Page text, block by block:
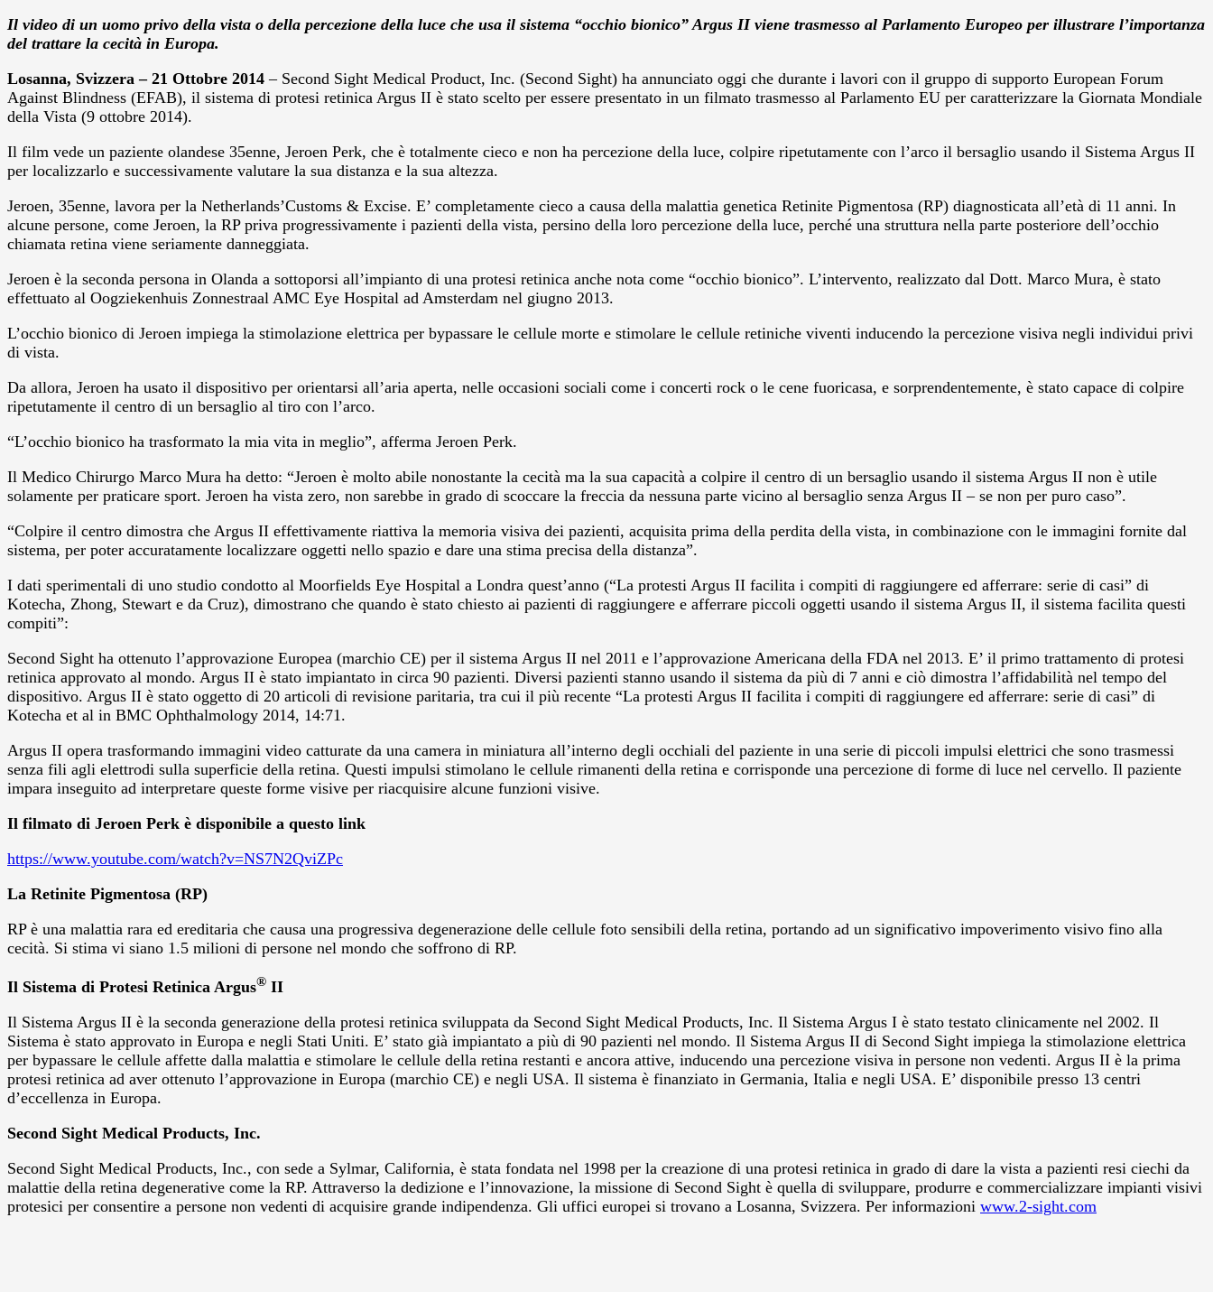
Il video di un uomo privo della vista o della percezione della luce che usa il sistema “occhio bionico” Argus II viene trasmesso al Parlamento Europeo per illustrare l’importanza
del trattare la cecità in Europa.
Losanna, Svizzera – 21 Ottobre 2014 – Second Sight Medical Product, Inc. (Second Sight) ha annunciato oggi che durante i lavori con il gruppo di supporto European Forum
Against Blindness (EFAB), il sistema di protesi retinica Argus II è stato scelto per essere presentato in un filmato trasmesso al Parlamento EU per caratterizzare la Giornata Mondiale
della Vista (9 ottobre 2014).
Il film vede un paziente olandese 35enne, Jeroen Perk, che è totalmente cieco e non ha percezione della luce, colpire ripetutamente con l’arco il bersaglio usando il Sistema Argus II
per localizzarlo e successivamente valutare la sua distanza e la sua altezza.
Jeroen, 35enne, lavora per la Netherlands’Customs & Excise. E’ completamente cieco a causa della malattia genetica Retinite Pigmentosa (RP) diagnosticata all’età di 11 anni. In
alcune persone, come Jeroen, la RP priva progressivamente i pazienti della vista, persino della loro percezione della luce, perché una struttura nella parte posteriore dell’occhio
chiamata retina viene seriamente danneggiata.
Jeroen è la seconda persona in Olanda a sottoporsi all’impianto di una protesi retinica anche nota come “occhio bionico”. L’intervento, realizzato dal Dott. Marco Mura, è stato
effettuato al Oogziekenhuis Zonnestraal AMC Eye Hospital ad Amsterdam nel giugno 2013.
L’occhio bionico di Jeroen impiega la stimolazione elettrica per bypassare le cellule morte e stimolare le cellule retiniche viventi inducendo la percezione visiva negli individui privi
di vista.
Da allora, Jeroen ha usato il dispositivo per orientarsi all’aria aperta, nelle occasioni sociali come i concerti rock o le cene fuoricasa, e sorprendentemente, è stato capace di colpire
ripetutamente il centro di un bersaglio al tiro con l’arco.
“L’occhio bionico ha trasformato la mia vita in meglio”, afferma Jeroen Perk.
Il Medico Chirurgo Marco Mura ha detto: “Jeroen è molto abile nonostante la cecità ma la sua capacità a colpire il centro di un bersaglio usando il sistema Argus II non è utile
solamente per praticare sport. Jeroen ha vista zero, non sarebbe in grado di scoccare la freccia da nessuna parte vicino al bersaglio senza Argus II – se non per puro caso”.
“Colpire il centro dimostra che Argus II effettivamente riattiva la memoria visiva dei pazienti, acquisita prima della perdita della vista, in combinazione con le immagini fornite dal
sistema, per poter accuratamente localizzare oggetti nello spazio e dare una stima precisa della distanza”.
I dati sperimentali di uno studio condotto al Moorfields Eye Hospital a Londra quest’anno (“La protesti Argus II facilita i compiti di raggiungere ed afferrare: serie di casi” di
Kotecha, Zhong, Stewart e da Cruz), dimostrano che quando è stato chiesto ai pazienti di raggiungere e afferrare piccoli oggetti usando il sistema Argus II, il sistema facilita questi
compiti”:
Second Sight ha ottenuto l’approvazione Europea (marchio CE) per il sistema Argus II nel 2011 e l’approvazione Americana della FDA nel 2013. E’ il primo trattamento di protesi
retinica approvato al mondo. Argus II è stato impiantato in circa 90 pazienti. Diversi pazienti stanno usando il sistema da più di 7 anni e ciò dimostra l’affidabilità nel tempo del
dispositivo. Argus II è stato oggetto di 20 articoli di revisione paritaria, tra cui il più recente “La protesti Argus II facilita i compiti di raggiungere ed afferrare: serie di casi” di
Kotecha et al in BMC Ophthalmology 2014, 14:71.
Argus II opera trasformando immagini video catturate da una camera in miniatura all’interno degli occhiali del paziente in una serie di piccoli impulsi elettrici che sono trasmessi
senza fili agli elettrodi sulla superficie della retina. Questi impulsi stimolano le cellule rimanenti della retina e corrisponde una percezione di forme di luce nel cervello. Il paziente
impara inseguito ad interpretare queste forme visive per riacquisire alcune funzioni visive.
Il filmato di Jeroen Perk è disponibile a questo link
https://www.youtube.com/watch?v=NS7N2QviZPc
La Retinite Pigmentosa (RP)
RP è una malattia rara ed ereditaria che causa una progressiva degenerazione delle cellule foto sensibili della retina, portando ad un significativo impoverimento visivo fino alla
cecità. Si stima vi siano 1.5 milioni di persone nel mondo che soffrono di RP.
Il Sistema di Protesi Retinica Argus® II
Il Sistema Argus II è la seconda generazione della protesi retinica sviluppata da Second Sight Medical Products, Inc. Il Sistema Argus I è stato testato clinicamente nel 2002. Il
Sistema è stato approvato in Europa e negli Stati Uniti. E’ stato già impiantato a più di 90 pazienti nel mondo. Il Sistema Argus II di Second Sight impiega la stimolazione elettrica
per bypassare le cellule affette dalla malattia e stimolare le cellule della retina restanti e ancora attive, inducendo una percezione visiva in persone non vedenti. Argus II è la prima
protesi retinica ad aver ottenuto l’approvazione in Europa (marchio CE) e negli USA. Il sistema è finanziato in Germania, Italia e negli USA. E’ disponibile presso 13 centri
d’eccellenza in Europa.
Second Sight Medical Products, Inc.
Second Sight Medical Products, Inc., con sede a Sylmar, California, è stata fondata nel 1998 per la creazione di una protesi retinica in grado di dare la vista a pazienti resi ciechi da
malattie della retina degenerative come la RP. Attraverso la dedizione e l’innovazione, la missione di Second Sight è quella di sviluppare, produrre e commercializzare impianti visivi
protesici per consentire a persone non vedenti di acquisire grande indipendenza. Gli uffici europei si trovano a Losanna, Svizzera. Per informazioni www.2-sight.com